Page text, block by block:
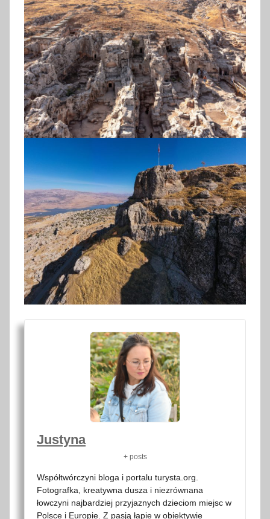
Justyna
+ posts
Współtwórczyni bloga i portalu turysta.org.
Fotografka, kreatywna dusza i niezrównana
łowczyni najbardziej przyjaznych dzieciom miejsc w
Polsce i Europie. Z pasją łapie w obiektywie